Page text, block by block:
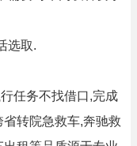
选取.
任务不找借口,完成
转院急救车,奔驰救